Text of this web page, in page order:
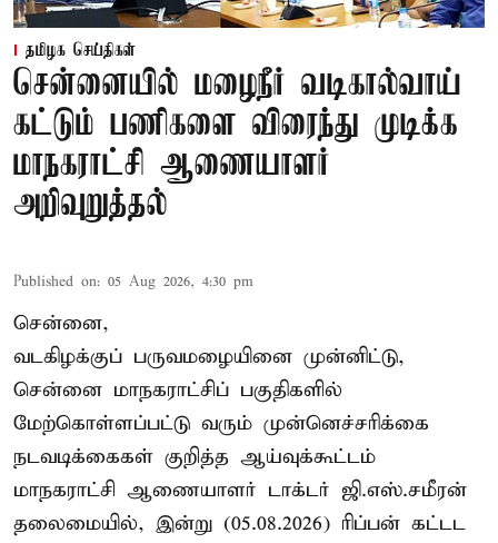
தமிழக செய்திகள்
சென்னையில் மழைநீர் வடிகால்வாய்
கட்டும் பணிகளை விரைந்து முடிக்க
மாநகராட்சி ஆணையாளர்
அறிவுறுத்தல்
Published on: 05 Aug 2026, 4:30 pm
சென்னை,
வடகிழக்குப் பருவமழையினை முன்னிட்டு,
சென்னை மாநகராட்சிப் பகுதிகளில்
மேற்கொள்ளப்பட்டு வரும் முன்னெச்சரிக்கை
நடவடிக்கைகள் குறித்த ஆய்வுக்கூட்டம்
மாநகராட்சி ஆணையாளர் டாக்டர் ஜி.எஸ்.சமீரன்
தலைமையில், இன்று (05.08.2026) ரிப்பன் கட்டட